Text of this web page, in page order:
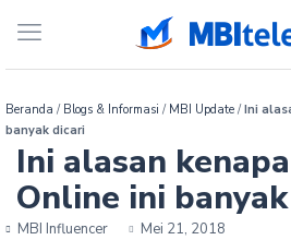
Beranda / Blogs & Informasi / MBI Update /Ini
banyak dicari
Ini alasan
Online ini
MBI Influencer Mei 21, 2018